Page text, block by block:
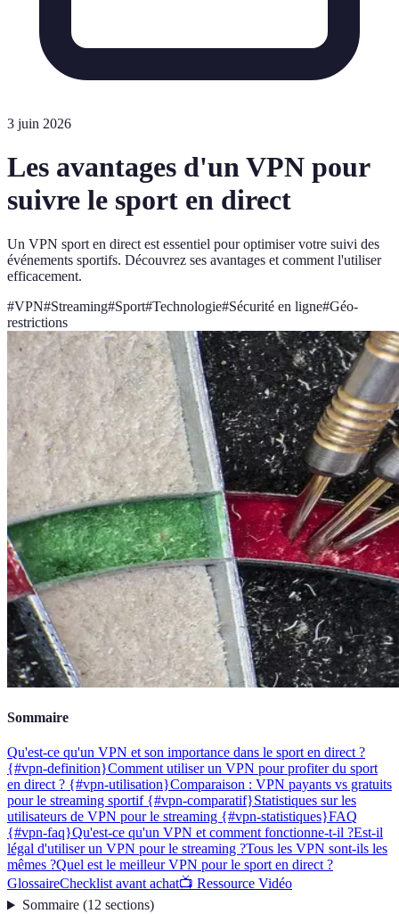
3 juin 2026
Les avantages d'un VPN pour
suivre le sport en direct
Un VPN sport en direct est essentiel pour optimiser votre suivi des
événements sportifs. Découvrez ses avantages et comment l'utiliser
efficacement.
#VPN#Streaming#Sport#Technologie#Sécurité en ligne#Géo-
restrictions
Sommaire
Qu'est-ce qu'un VPN et son importance dans le sport en direct ?
{#vpn-definition}Comment utiliser un VPN pour profiter du sport
en direct ? {#vpn-utilisation}Comparaison : VPN payants vs gratuits
pour le streaming sportif {#vpn-comparatif}Statistiques sur les
utilisateurs de VPN pour le streaming {#vpn-statistiques}FAQ
{#vpn-faq}Qu'est-ce qu'un VPN et comment fonctionne-t-il ?Est-il
légal d'utiliser un VPN pour le streaming ?Tous les VPN sont-ils les
mêmes ?Quel est le meilleur VPN pour le sport en direct ?
GlossaireChecklist avant achat📺 Ressource Vidéo
Sommaire(12 sections)